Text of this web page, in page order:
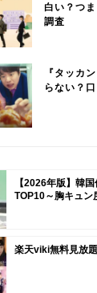
白い？つ
調査
『タッカ
らない？
【2026年版】韓
TOP10～胸キュン
楽天viki無料見放